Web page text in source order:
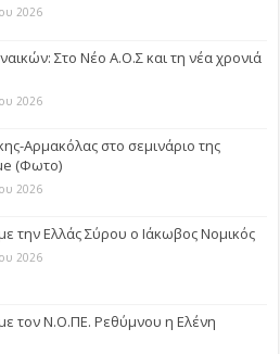
2026
Στο Νέο Α.Ο.Σ και τη νέα χρονιά
2026
Αρμακόλας στο σεμινάριο της
(Φωτο)
2026
την Ελλάς Σύρου ο Ιάκωβος Νομικός
2026
τον Ν.Ο.ΠΕ. Ρεθύμνου η Ελένη